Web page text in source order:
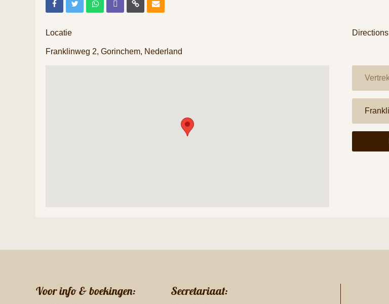
Locatie
Franklinweg 2, Gorinchem, Nederland
Directions
Voor info & boekingen: Secretariaat: